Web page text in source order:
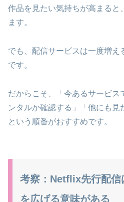
作品を見たい気持ちが高まると
ます。
でも、配信サービスは一度増え
です。
だからこそ、「今あるサービス
ンタルか確認する」「他にも見
という順番がおすすめです。
考察：Netflix先行配信
を広げる意味がある